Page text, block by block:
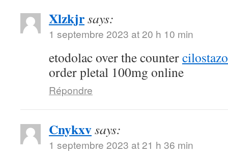
Xlzkjrsays:
1 septembre 2023 at 20 h 10 min
etodolac over the counter
order pletal 100mg online
Répondre
Cnykxvsays:
1 septembre 2023 at 21 h 36 min